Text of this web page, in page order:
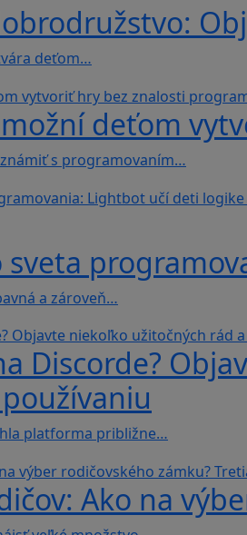
deťom…
deťom
s programovaním…
sveta
a zároveň…
Discorde?
platforma približne…
Ako na